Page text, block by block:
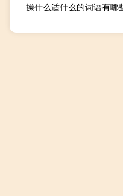
操什么适什么的词语有哪